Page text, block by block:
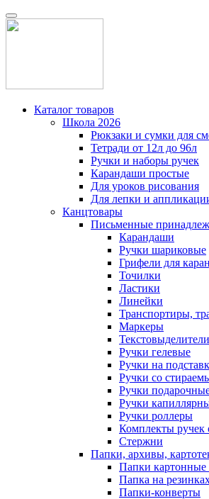
Каталог товаров
Школа 2026
Рюкзаки и сумки для
Тетради от 12л до 96л
Ручки и наборы ручек
Карандаши простые
Для уроков рисования
Для лепки и
Канцтовары
Письменные
Карандаши
Ручки шариковые
Грифели для
Точилки
Ластики
Линейки
Транспортиры,
Маркеры
Текстовыделители
Ручки гелевые
Ручки на
Ручки со
Ручки
Ручки
Ручки роллеры
Комплекты ручек
Стержни
Папки, архивы,
Папки
Папка на
Папки-конверты